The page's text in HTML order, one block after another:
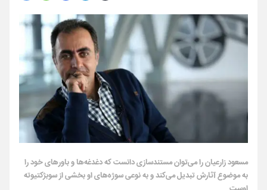
مسعود زارعیان را می‌توان مستندسازی دانست که دغدغه‌ها و باورهای خود را
به موضوع آثارش تبدیل می‌کند و به نوعی سوژه‌های او بخشی از سوبژکتیوته